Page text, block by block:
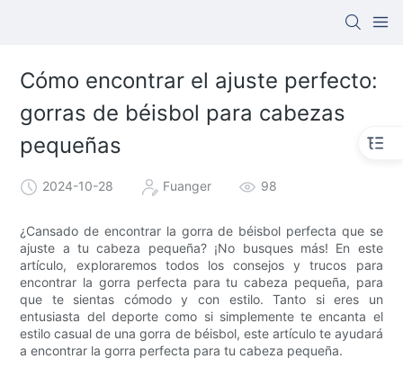
Cómo encontrar el ajuste perfecto:
gorras de béisbol para cabezas
pequeñas
2024-10-28 Fuanger 98
¿Cansado de encontrar la gorra de béisbol perfecta que se
ajuste a tu cabeza pequeña? ¡No busques más! En este
artículo, exploraremos todos los consejos y trucos para
encontrar la gorra perfecta para tu cabeza pequeña, para
que te sientas cómodo y con estilo. Tanto si eres un
entusiasta del deporte como si simplemente te encanta el
estilo casual de una gorra de béisbol, este artículo te ayudará
a encontrar la gorra perfecta para tu cabeza pequeña.